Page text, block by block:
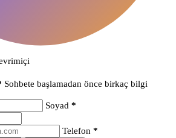
Sohbete başlamadan önce birkaç bilgi
Soyad *
Telefon *